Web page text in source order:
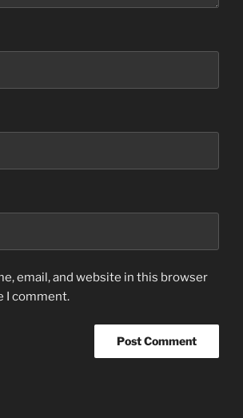
email, and website in this browser
I comment.